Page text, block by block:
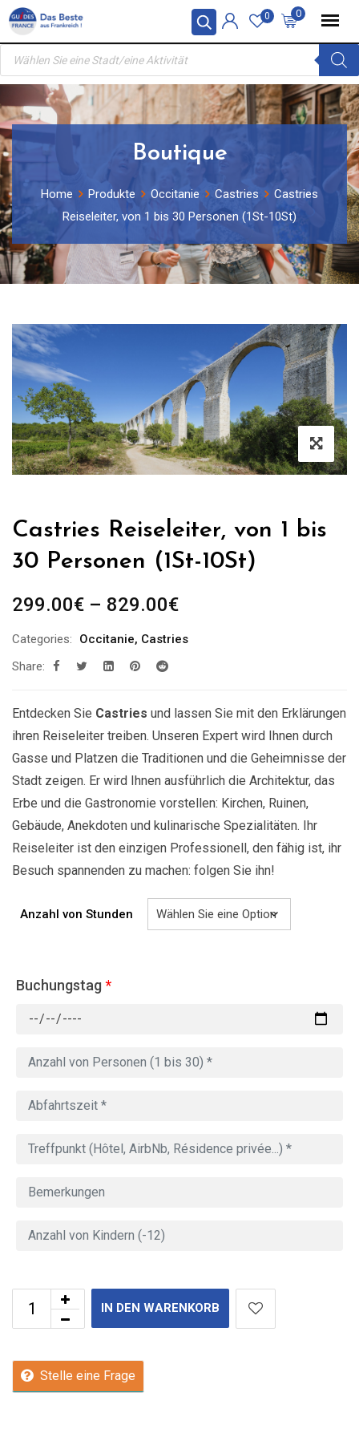
Skip
content
0
0
Products
search
Boutique
Home Produkte Occitanie Castries
Castries
Reiseleiter, von 1 bis 30 Personen (1St-10St)
Castries Reiseleiter, von 1 bis
30 Personen (1St-10St)
299.00€ – 829.00€Preisspanne:
bis
Categories: Occitanie, Castries
Share:
Entdecken Sie Castries und lassen Sie mit den Erklärungen
ihren Reiseleiter treiben. Unseren Expert wird Ihnen durch
Gasse und Platzen die Traditionen und die Geheimnisse der
Stadt zeigen. Er wird Ihnen ausführlich die Architektur, das
Erbe und die Gastronomie vorstellen: Kirchen, Ruinen,
Gebäude, Anekdoten und kulinarische Spezialitäten. Ihr
Reiseleiter ist den einzigen Professionell, den fähig ist, ihr
Besuch spannenden zu machen: folgen Sie ihn!
Anzahl von Stunden
Buchungstag*
IN DEN WARENKORB
Stelle eine Frage